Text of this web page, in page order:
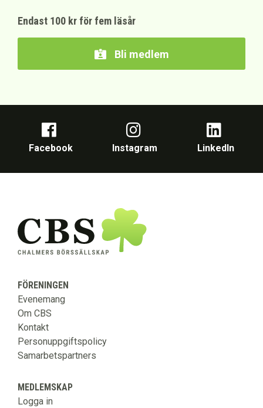
Endast 100 kr för fem läsår
Bli medlem
Facebook Instagram LinkedIn
FÖRENINGEN
Evenemang
Om CBS
Kontakt
Personuppgiftspolicy
Samarbetspartners
MEDLEMSKAP
Logga in